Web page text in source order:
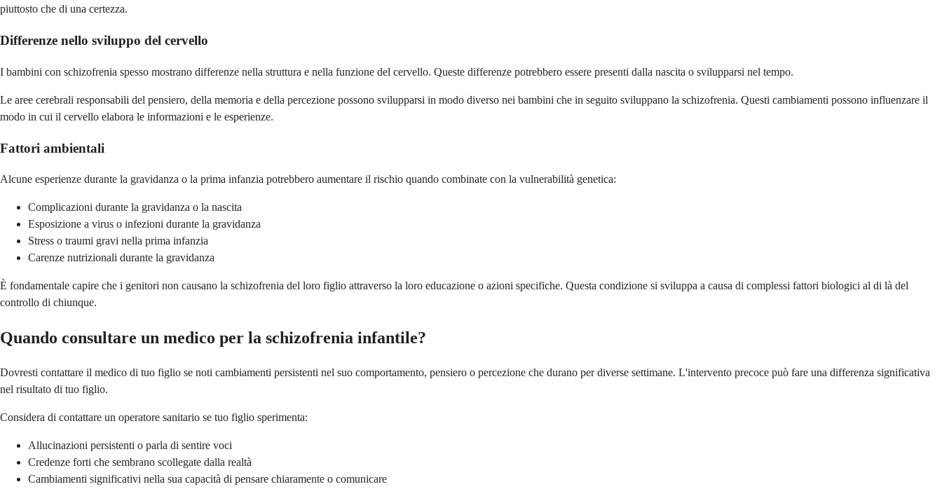
piuttosto che di una certezza.
Differenze nello sviluppo del cervello
I bambini con schizofrenia spesso mostrano differenze nella struttura e nella funzione del cervello. Queste differenze potrebbero essere presenti dalla nascita o svilupparsi nel tempo.
Le aree cerebrali responsabili del pensiero, della memoria e della percezione possono svilupparsi in modo diverso nei bambini che in seguito sviluppano la schizofrenia. Questi cambiamenti possono influenzare il
modo in cui il cervello elabora le informazioni e le esperienze.
Fattori ambientali
Alcune esperienze durante la gravidanza o la prima infanzia potrebbero aumentare il rischio quando combinate con la vulnerabilità genetica:
Complicazioni durante la gravidanza o la nascita
Esposizione a virus o infezioni durante la gravidanza
Stress o traumi gravi nella prima infanzia
Carenze nutrizionali durante la gravidanza
È fondamentale capire che i genitori non causano la schizofrenia del loro figlio attraverso la loro educazione o azioni specifiche. Questa condizione si sviluppa a causa di complessi fattori biologici al di là del
controllo di chiunque.
Quando consultare un medico per la schizofrenia infantile?
Dovresti contattare il medico di tuo figlio se noti cambiamenti persistenti nel suo comportamento, pensiero o percezione che durano per diverse settimane. L'intervento precoce può fare una differenza significativa
nel risultato di tuo figlio.
Considera di contattare un operatore sanitario se tuo figlio sperimenta:
Allucinazioni persistenti o parla di sentire voci
Credenze forti che sembrano scollegate dalla realtà
Cambiamenti significativi nella sua capacità di pensare chiaramente o comunicare